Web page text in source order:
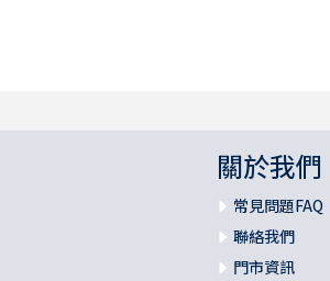
關於我們
常見問題FAQ
聯絡我們
門市資訊